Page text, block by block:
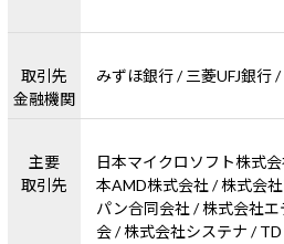
取引先
金融機関
みずほ銀行 / 三菱UFJ銀行
主要
取引先
日本マイクロソフト株式
本AMD株式会社 / 株式会
パン合同会社 / 株式会社
会 / 株式会社システナ / TD